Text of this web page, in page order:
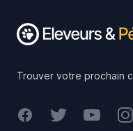
Trouver votre prochain
FacebookTwitterYoutube